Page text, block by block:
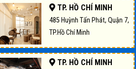
TP. HỒ CHÍ MINH
485 Huỳnh Tấn Phát, Quận 7,
TP.Hồ Chí Minh
TP. HỒ CHÍ MINH